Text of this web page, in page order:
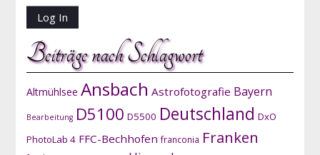
Beiträge nach Schlagwort
Altmühlsee Ansbach Astrofotografie Bayern
Bearbeitung D5100 D5500 Deutschland DxO
PhotoLab 4 FFC-Bechhofen franconia Franken